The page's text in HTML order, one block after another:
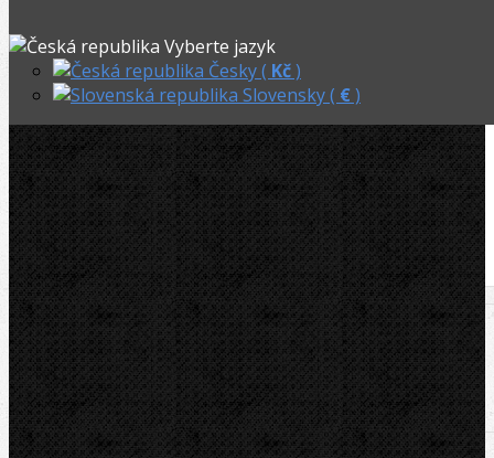
Vyberte jazyk
Česky ( Kč)
Slovensky ( €)
CBC ohýbací segment LI, 10mm / R30